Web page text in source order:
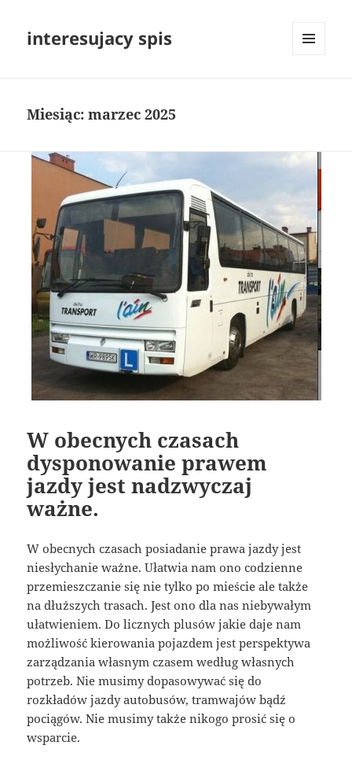
interesujacy spis
Miesiąc:marzec 2025
W obecnych czasach
dysponowanie prawem
jazdy jest nadzwyczaj
ważne.
W obecnych czasach posiadanie prawa jazdy jest
niesłychanie ważne. Ułatwia nam ono codzienne
przemieszczanie się nie tylko po mieście ale także
na dłuższych trasach. Jest ono dla nas niebywałym
ułatwieniem. Do licznych plusów jakie daje nam
możliwość kierowania pojazdem jest perspektywa
zarządzania własnym czasem według własnych
potrzeb. Nie musimy dopasowywać się do
rozkładów jazdy autobusów, tramwajów bądź
pociągów. Nie musimy także nikogo prosić się o
wsparcie.